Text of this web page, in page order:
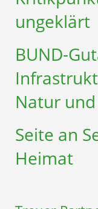
ungeklärt
BUND-
Natur
Seite an
Heimat